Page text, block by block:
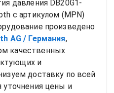
давления DB20G1-
произведено
AG / Германия,
качественных
и
доставку по всей
уточнения цены и